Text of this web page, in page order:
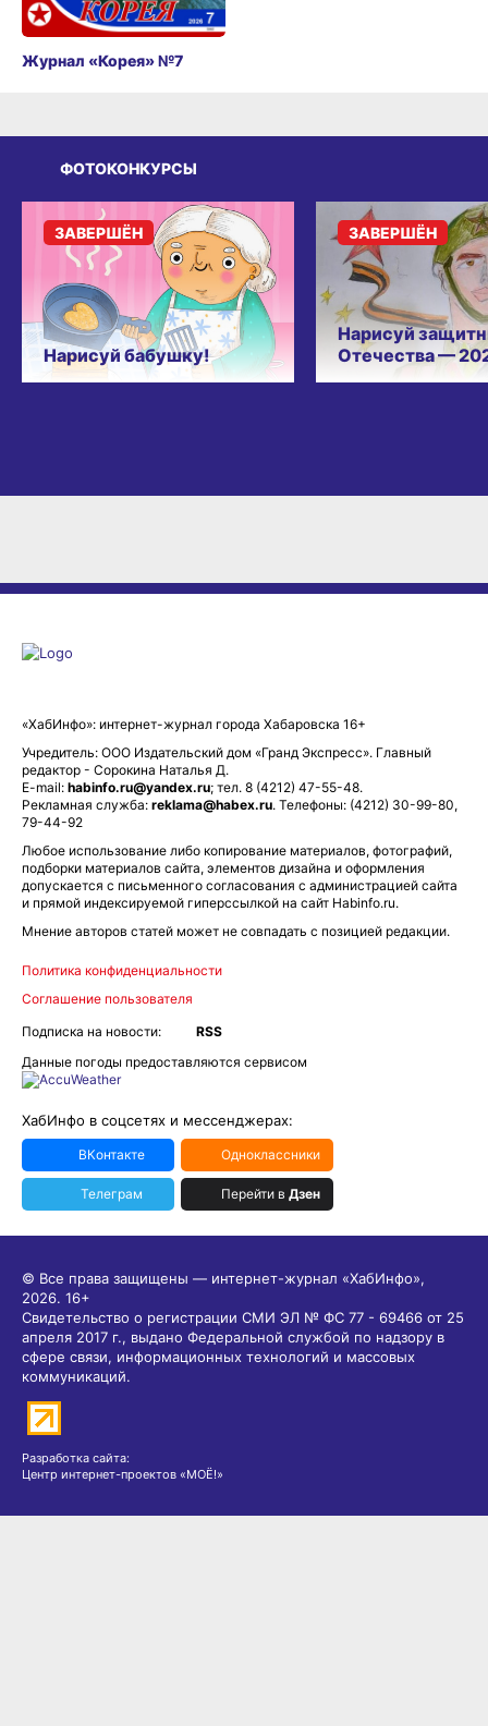
Журнал «Корея» №7
ФОТОКОНКУРСЫ
Нарисуй бабушку!
ЗАВЕРШЁН
Нарисуй
Отечества —
ЗАВЕРШЁН
«ХабИнфо»: интернет-журнал города Хабаровска 16+
Учредитель: ООО Издательский дом «Гранд Экспресс». Главный
редактор - Сорокина Наталья Д.
E-mail: habinfo.ru@yandex.ru; тел. 8 (4212) 47-55-48.
Рекламная служба: reklama@habex.ru. Телефоны: (4212) 30-99-80,
79-44-92
Любое использование либо копирование материалов, фотографий,
подборки материалов сайта, элементов дизайна и оформления
допускается с письменного согласования с администрацией сайта
и прямой индексируемой гиперссылкой на сайт Habinfo.ru.
Мнение авторов статей может не совпадать с позицией редакции.
Политика конфиденциальности
Соглашение пользователя
Подписка на новости:
RSS
Данные погоды предоставляются сервисом
ХабИнфо в соцсетях и мессенджерах:
ВКонтакте Одноклассники
Телеграм Перейти в Дзен
© Все права защищены — интернет-журнал «ХабИнфо»,
2026. 16+
Свидетельство о регистрации СМИ ЭЛ № ФС 77 - 69466 от 25
апреля 2017 г., выдано Федеральной службой по надзору в
сфере связи, информационных технологий и массовых
коммуникаций.
Разработка сайта:
Центр интернет-проектов «МОЁ!»